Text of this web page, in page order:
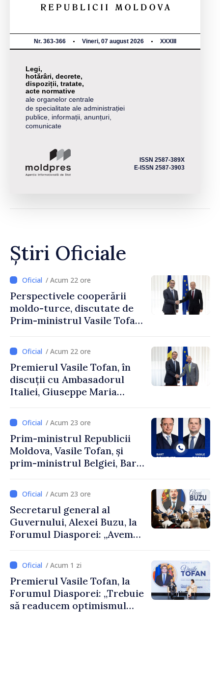
Nr. 363-366 Vineri, 07 august 2026 XXXIII
Legi,
hotărâri, decrete,
dispoziții, tratate,
acte normative
ale organelor centrale
de specialitate ale administrației
publice, informații, anunțuri,
comunicate
ISSN 2587-389X
E-ISSN 2587-3903
Știri Oficiale
/ Acum 22 ore
Perspectivele cooperării
moldo-turce, discutate de
Prim-ministrul Vasile Tofan
Uygar Mustafa Sertel
/ Acum 22 ore
Premierul Vasile Tofan, în
discuții cu Ambasadorul
Italiei, Giuseppe Maria
/ Acum 23 ore
Prim-ministrul Republicii
Moldova, Vasile Tofan, și
prim-ministrul Belgiei, Bart
despre parcursul european
al Republicii Moldova.
/ Acum 23 ore
Secretarul general al
Guvernului, Alexei Buzu, la
Forumul Diasporei: „Avem
dumneavoastră pentru a
construi comunități mai
puternice”
/ Acum 1 zi
Premierul Vasile Tofan, la
Forumul Diasporei: „Trebuie
să readucem optimismul